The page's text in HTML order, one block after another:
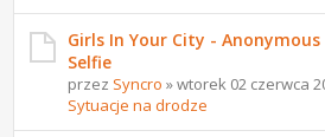
Girls In Your City -
Selfie
przez Syncro » wtorek 02 czerwca
Sytuacje na drodze